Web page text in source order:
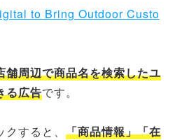
to Bring Outdoor Custo
舗周辺で商品名を検索したユ
る広告です。
すると、 「商品情報」「在